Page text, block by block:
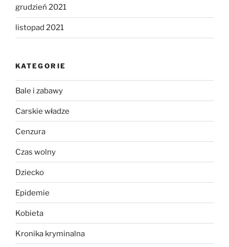
grudzień 2021
listopad 2021
KATEGORIE
Bale i zabawy
Carskie władze
Cenzura
Czas wolny
Dziecko
Epidemie
Kobieta
Kronika kryminalna